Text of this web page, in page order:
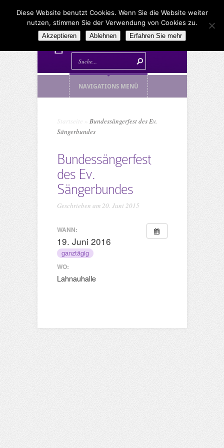
NAVIGATIONS MENÜ
Startseite
Bundessängerfest des Ev.
Sängerbundes
Bundessängerfest
des Ev.
Sängerbundes
Geschrieben am 20. Juni 2015
WANN:
19. Juni 2016
ganztägig
WO:
Lahnauhalle
Diese Website benutzt Cookies. Wenn Sie die Website weiter
nutzen, stimmen Sie der Verwendung von Cookies zu.
Akzeptieren Ablehnen Erfahren Sie mehr